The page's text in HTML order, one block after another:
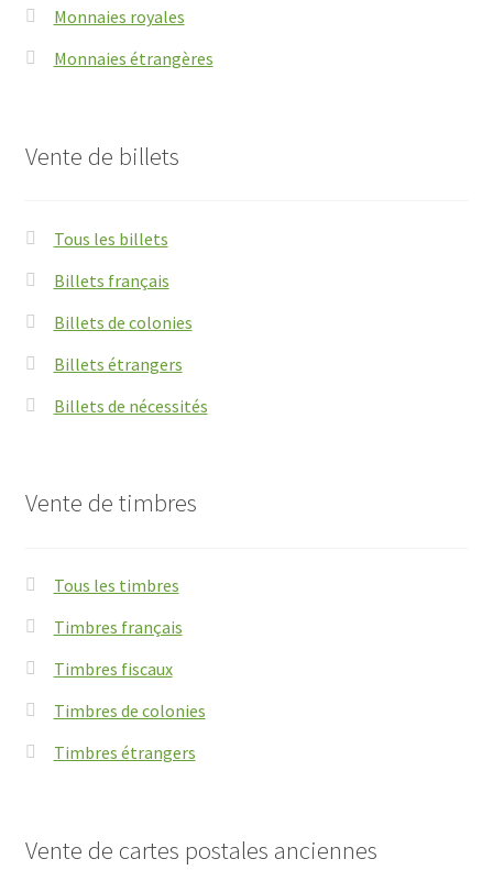
Monnaies royales
Monnaies étrangères
Vente de billets
Tous les billets
Billets français
Billets de colonies
Billets étrangers
Billets de nécessités
Vente de timbres
Tous les timbres
Timbres français
Timbres fiscaux
Timbres de colonies
Timbres étrangers
Vente de cartes postales anciennes